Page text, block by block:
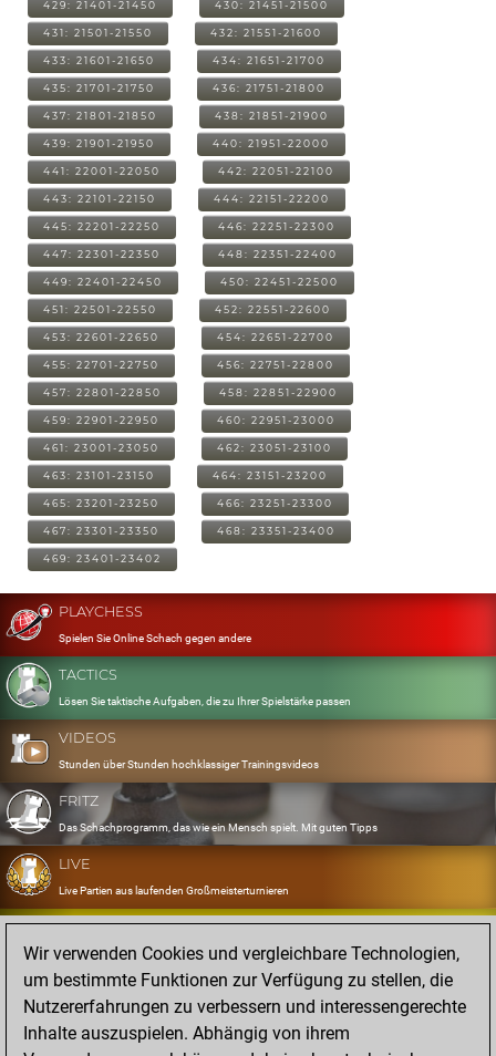
429: 21401-21450 430: 21451-21500
431: 21501-21550 432: 21551-21600
433: 21601-21650 434: 21651-21700
435: 21701-21750 436: 21751-21800
437: 21801-21850 438: 21851-21900
439: 21901-21950 440: 21951-22000
441: 22001-22050 442: 22051-22100
443: 22101-22150 444: 22151-22200
445: 22201-22250 446: 22251-22300
447: 22301-22350 448: 22351-22400
449: 22401-22450 450: 22451-22500
451: 22501-22550 452: 22551-22600
453: 22601-22650 454: 22651-22700
455: 22701-22750 456: 22751-22800
457: 22801-22850 458: 22851-22900
459: 22901-22950 460: 22951-23000
461: 23001-23050 462: 23051-23100
463: 23101-23150 464: 23151-23200
465: 23201-23250 466: 23251-23300
467: 23301-23350 468: 23351-23400
469: 23401-23402
PLAYCHESS
Spielen Sie Online Schach gegen andere
TACTICS
Lösen Sie taktische Aufgaben, die zu Ihrer Spielstärke passen
VIDEOS
Stunden über Stunden hochklassiger Trainingsvideos
FRITZ
Das Schachprogramm, das wie ein Mensch spielt. Mit guten Tipps
LIVE
Live Partien aus laufenden Großmeisterturnieren
OPENINGS
Erfassen und Üben Sie Ihr Eröffnungsrepertoire
DATABASE
Acht Millionen starke Partien
Wir verwenden Cookies und vergleichbare Technologien,
um bestimmte Funktionen zur Verfügung zu stellen, die
Nutzererfahrungen zu verbessern und interessengerechte
Inhalte auszuspielen. Abhängig von ihrem